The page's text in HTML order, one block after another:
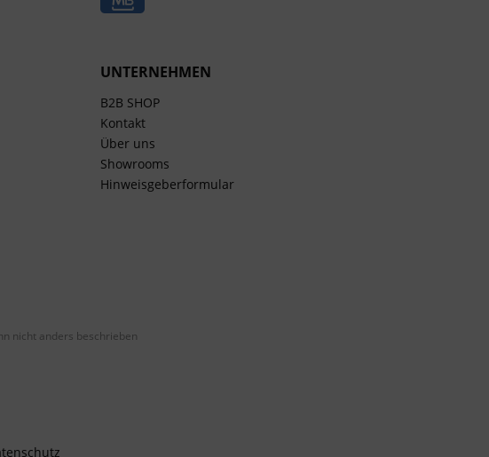
UNTERNEHMEN
B2B SHOP
Kontakt
Über uns
Showrooms
Hinweisgeberformular
nicht anders beschrieben